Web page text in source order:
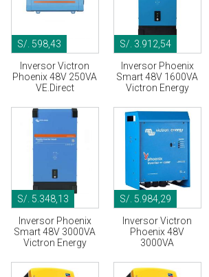
S/. 598,43
Inversor Victron
Phoenix 48V 250VA
VE.Direct
S/. 3.912,54
Inversor Phoenix
Smart 48V 1600VA
Victron Energy
S/. 5.348,13
Inversor Phoenix
Smart 48V 3000VA
Victron Energy
S/. 5.984,29
Inversor Victron
Phoenix 48V
3000VA